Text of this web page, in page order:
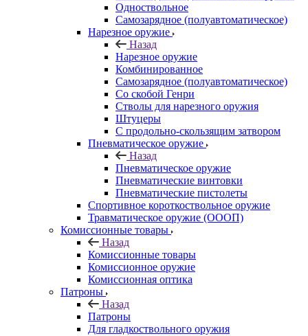
Одноствольное
Самозарядное (полуавтоматическое)
Нарезное оружие
Назад
Нарезное оружие
Комбинированное
Самозарядное (полуавтоматическое)
Со скобой Генри
Стволы для нарезного оружия
Штуцеры
С продольно-скользящим затвором
Пневматическое оружие
Назад
Пневматическое оружие
Пневматические винтовки
Пневматические пистолеты
Спортивное короткоствольное оружие
Травматическое оружие (ОООП)
Комиссионные товары
Назад
Комиссионные товары
Комиссионное оружие
Комиссионная оптика
Патроны
Назад
Патроны
Для гладкоствольного оружия